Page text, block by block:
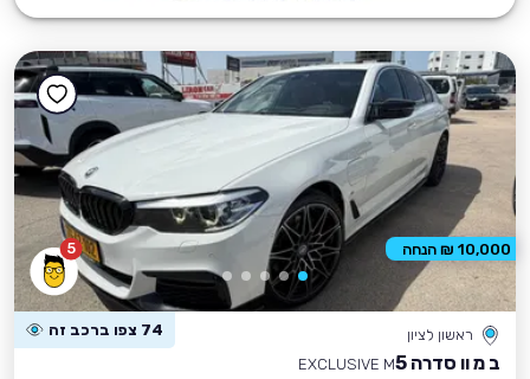
5
ראשון לציון 74 צפו ברכב זה
ב מ וו סדרה 5
EXCLUSIVE M
10,000 ₪ הנחה